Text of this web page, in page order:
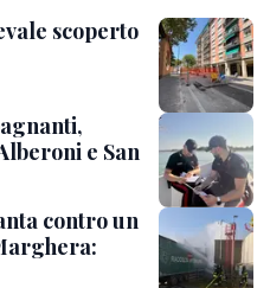
scoperto
e San
contro un